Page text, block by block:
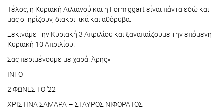
Τέλος, η Κυριακή Αιλιανού και η Formiggart είναι πάντα εδώ και
μας στηρίζουν, διακριτικά και αθόρυβα.
Ξεκινάμε την Κυριακή 3 Απριλίου και ξαναπαίζουμε την επόμενη
Κυριακή 10 Απριλίου.
Σας περιμένουμε με χαρά! Άρης»
IΝFO
2 ΦΩΝΕΣ ΤΟ ‘22
ΧΡΙΣΤΙΝΑ ΣΑΜΑΡΑ – ΣΤΑΥΡΟΣ ΝΙΦΟΡΑΤΟΣ